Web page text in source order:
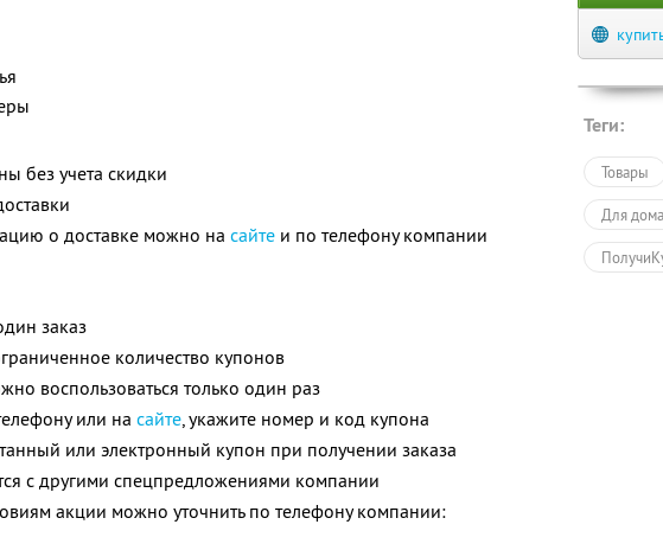
без учета скидки
о доставке можно на сайте и по телефону компании
заказ
количество купонов
воспользоваться только один раз
или на сайте, укажите номер и код купона
или электронный купон при получении заказа
с другими спецпредложениями компании
акции можно уточнить по телефону компании:
Теги:
Товары
Для